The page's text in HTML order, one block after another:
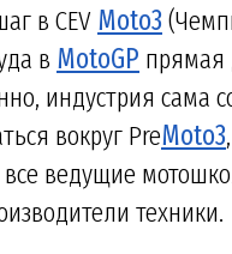
в CEV Moto3
в MotoGP прямая
индустрия сама
вокруг PreMoto3
ведущие
техники.